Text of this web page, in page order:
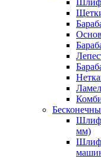
Шлиф.
мм)
Шлиф.